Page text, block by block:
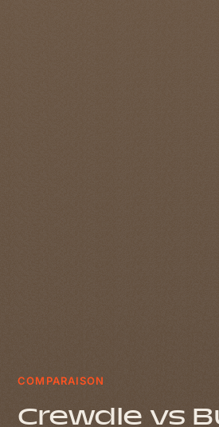
COMPARAISON
Crewdle vs